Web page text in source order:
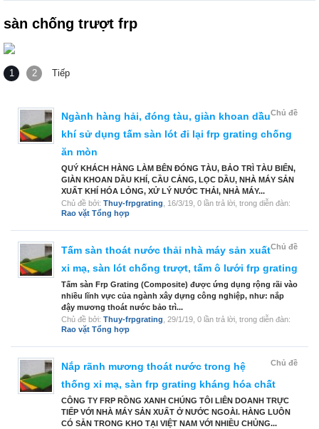
sàn chống trượt frp
1 2 Tiếp
Chủ đề
Ngành hàng hải, đóng tàu, giàn khoan dầu
khí sử dụng tấm sàn lót đi lại frp grating chống
ăn mòn
QUÝ KHÁCH HÀNG LÀM BÊN ĐÓNG TÀU, BẢO TRÌ TÀU BIỂN,
GIÀN KHOAN DẦU KHÍ, CẦU CẢNG, LỌC DẦU, NHÀ MÁY SẢN
XUẤT KHÍ HÓA LỎNG, XỬ LÝ NƯỚC THẢI, NHÀ MÁY...
Chủ đề bởi: Thuy-frpgrating 16/3/19 , 0 lần trả lời, trong diễn đàn:
Rao vặt Tổng hợp
Chủ đề
Tấm sàn thoát nước thải nhà máy sản xuất
xi mạ, sàn lót chống trượt, tấm ô lưới frp grating
Tấm sàn Frp Grating (Composite) được ứng dụng rộng rãi vào
nhiều lĩnh vực của ngành xây dựng công nghiệp, như: nắp
đậy mương thoát nước bảo trì...
Chủ đề bởi: Thuy-frpgrating 29/1/19 , 0 lần trả lời, trong diễn đàn:
Rao vặt Tổng hợp
Chủ đề
Nắp rãnh mương thoát nước trong hệ
thống xi mạ, sàn frp grating kháng hóa chất
CÔNG TY FRP RỒNG XANH CHÚNG TÔI LIÊN DOANH TRỰC
TIẾP VỚI NHÀ MÁY SẢN XUẤT Ở NƯỚC NGOÀI. HÀNG LUÔN
CÓ SẴN TRONG KHO TẠI VIỆT NAM VỚI NHIỀU CHỦNG...